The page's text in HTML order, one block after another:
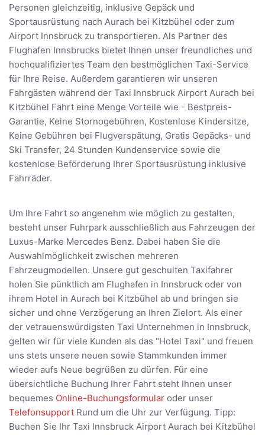
Personen gleichzeitig, inklusive Gepäck und
Sportausrüstung nach Aurach bei Kitzbühel oder zum
Airport Innsbruck zu transportieren. Als Partner des
Flughafen Innsbrucks bietet Ihnen unser freundliches und
hochqualifiziertes Team den bestmöglichen Taxi-Service
für Ihre Reise. Außerdem garantieren wir unseren
Fahrgästen während der Taxi Innsbruck Airport Aurach bei
Kitzbühel Fahrt eine Menge Vorteile wie - Bestpreis-
Garantie, Keine Stornogebühren, Kostenlose Kindersitze,
Keine Gebühren bei Flugverspätung, Gratis Gepäcks- und
Ski Transfer, 24 Stunden Kundenservice sowie die
kostenlose Beförderung Ihrer Sportausrüstung inklusive
Fahrräder.
Um Ihre Fahrt so angenehm wie möglich zu gestalten,
besteht unser Fuhrpark ausschließlich aus Fahrzeugen der
Luxus-Marke Mercedes Benz. Dabei haben Sie die
Auswahlmöglichkeit zwischen mehreren
Fahrzeugmodellen. Unsere gut geschulten Taxifahrer
holen Sie pünktlich am Flughafen in Innsbruck oder von
ihrem Hotel in Aurach bei Kitzbühel ab und bringen sie
sicher und ohne Verzögerung an Ihren Zielort. Als einer
der vetrauenswürdigsten Taxi Unternehmen in Innsbruck,
gelten wir für viele Kunden als das "Hotel Taxi" und freuen
uns stets unsere neuen sowie Stammkunden immer
wieder aufs Neue begrüßen zu dürfen. Für eine
übersichtliche Buchung Ihrer Fahrt steht Ihnen unser
bequemes Online-Buchungsformular oder unser
Telefonsupport Rund um die Uhr zur Verfügung. Tipp:
Buchen Sie Ihr Taxi Innsbruck Airport Aurach bei Kitzbühel